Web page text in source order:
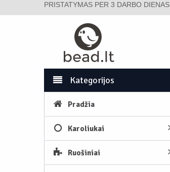
PRISTATYMAS PER 3 DARBO DIENAS
Kategorijos
Pradžia
Karoliukai
Ruošiniai